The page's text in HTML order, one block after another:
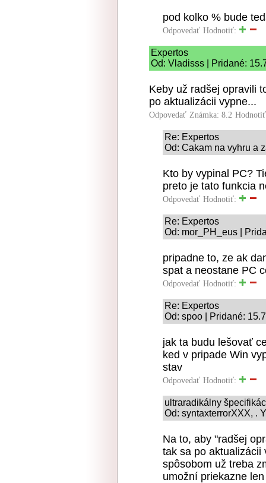
pod kolko % bude
Odpovedať Hodnotiť:
Expertos
Od: Vladisss | Pridané:
Keby už radšej opravili
po aktualizácii vypne...
Odpovedať Známka: 8.2
Re: Expertos
Od: Cakam na vyhru a
Kto by vypinal PC?
preto je tato funkcia
Odpovedať Hodnotiť:
Re: Expertos
Od: mor_PH_eus |
pripadne to, ze ak
spat a neostane PC
Odpovedať Hodnotiť:
Re: Expertos
Od: spoo | Pridané:
jak ta budu lešovať
ked v pripade Win
stav
Odpovedať Hodnotiť:
ultraradikálny
Od: syntaxterrorXXX, .
Na to, aby "radšej
tak sa po aktualizácii
spôsobom už treba
umožní priekazne